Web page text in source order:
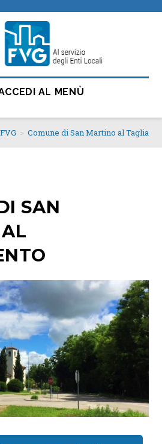
AL MENÙ
> Comune di San Martino al
SAN